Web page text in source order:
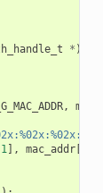
* )
,
1], mac_addr[